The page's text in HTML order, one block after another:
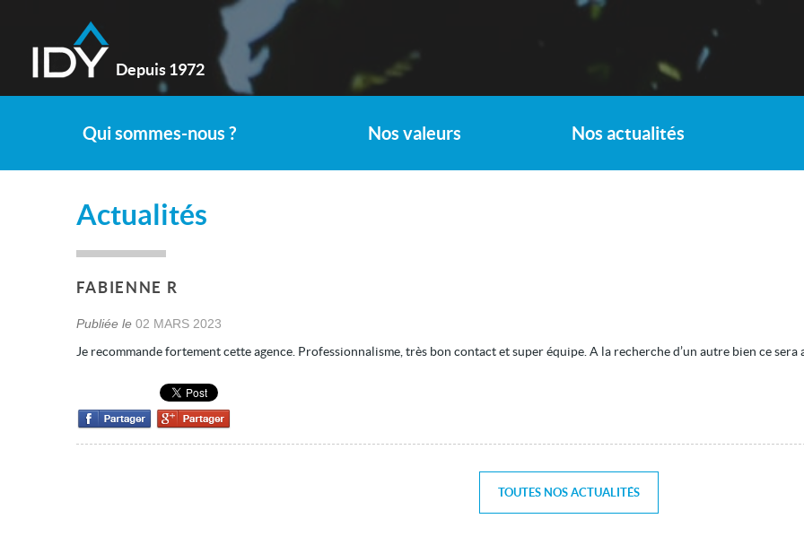
Depuis 1972
Qui sommes-nous ? Nos valeurs Nos actualités
Actualités
FABIENNE R
Publiée le 02 MARS 2023
Je recommande fortement cette agence. Professionnalisme, très bon contact et super équipe. A la recherche d’un autre bien ce sera
TOUTES NOS ACTUALITÉS